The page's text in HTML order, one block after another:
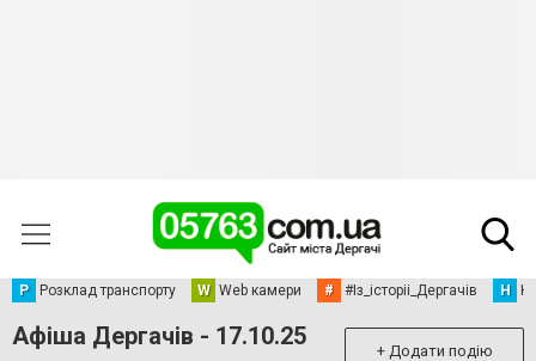
Р Розклад транспорту W Web камери # #Із_історіі_Дергачів Н
Афіша Дергачів - 17.10.25 + Додати подію